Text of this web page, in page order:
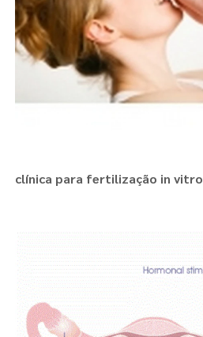
clínica para fertilização in vitro